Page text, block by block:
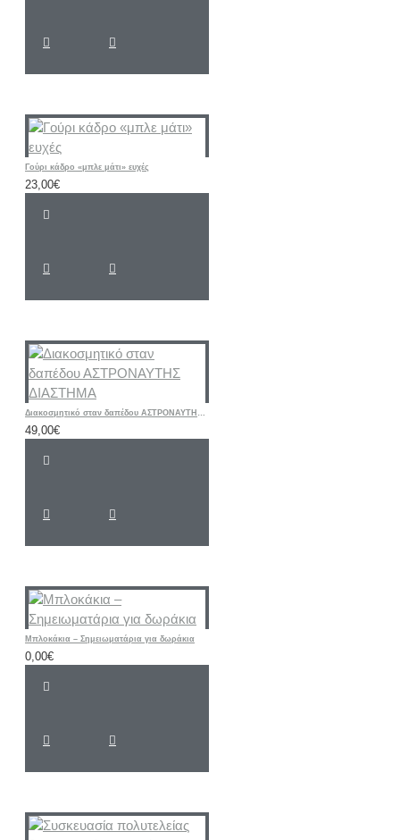
Γούρι κάδρο «μπλε μάτι» ευχές
23,00€
Διακοσμητικό σταν δαπέδου ΑΣΤΡΟΝΑΥΤΗΣ ΔΙΑΣΤΗΜΑ
49,00€
Μπλοκάκια – Σημειωματάρια για δωράκια
0,00€